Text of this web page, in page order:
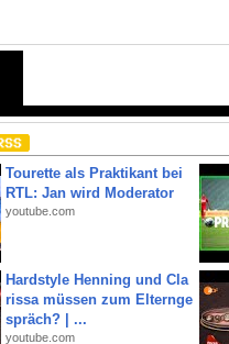
Tourette als Praktikant bei
RTL: Jan wird Moderator
youtube.com
Hardstyle Henning und Cla
rissa müssen zum Elternge
spräch? | ...
youtube.com